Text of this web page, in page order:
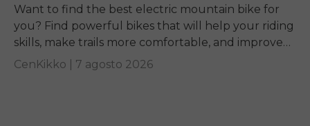
Want to find the best electric mountain bike for
you? Find powerful bikes that will help your riding
skills, make trails more comfortable, and improve
performance on any terrain.
CenKikko | 7 agosto 2026